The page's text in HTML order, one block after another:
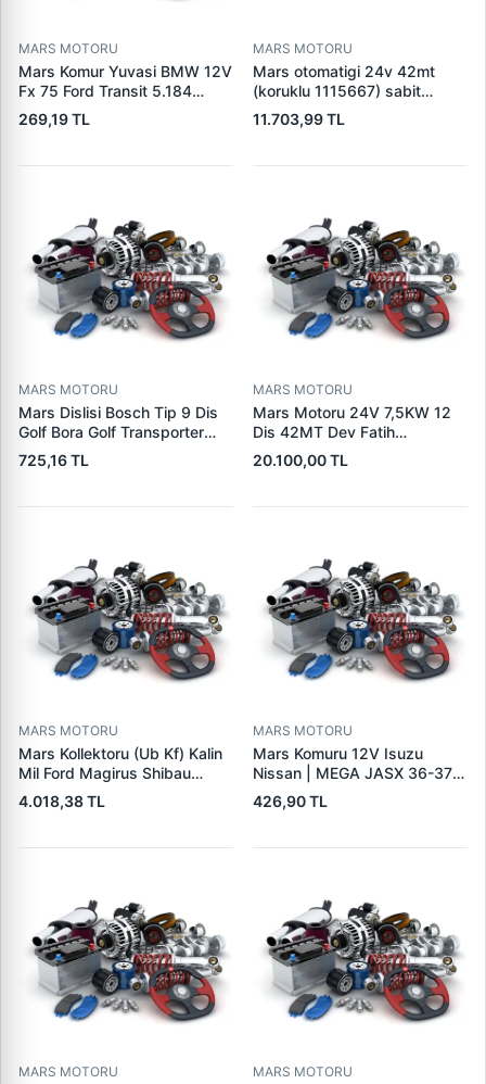
MARS MOTORU
Mars Komur Yuvasi BMW 12V
Fx 75 Ford Transit 5.184
Visteon | PARS PRS-BHL230
| OEM 97VB11000AA
269,19 TL
MARS MOTORU
Mars otomatigi 24v 42mt
(koruklu 1115667) sabit
pistonlu 3604650rx 7t0258
7x1955
11.703,99 TL
MARS MOTORU
Mars Dislisi Bosch Tip 9 Dis
Golf Bora Golf Transporter
Seat Skoda (15713) | ZEN
1108 | OEM 1072156
725,16 TL
MARS MOTORU
Mars Motoru 24V 7,5KW 12
Dis 42MT Dev Fatih
Cat,140H, 963B Cummins
L10,Qsc John Deere
LES0313 | OEM 0R2186
20.100,00 TL
MARS MOTORU
Mars Kollektoru (Ub Kf) Kalin
Mil Ford Magirus Shibau
TM30 Steyr | MAKO
72313641 | OEM 72313641
4.018,38 TL
MARS MOTORU
Mars Komuru 12V Isuzu
Nissan | MEGA JASX 36-37 |
OEM JASX36-37
426,90 TL
MARS MOTORU MARS MOTORU